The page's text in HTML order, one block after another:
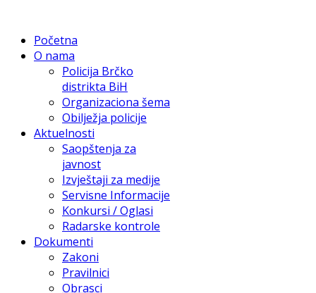
Početna
O nama
Policija Brčko
distrikta BiH
Organizaciona šema
Obilježja policije
Aktuelnosti
Saopštenja za
javnost
Izvještaji za medije
Servisne Informacije
Konkursi / Oglasi
Radarske kontrole
Dokumenti
Zakoni
Pravilnici
Obrasci